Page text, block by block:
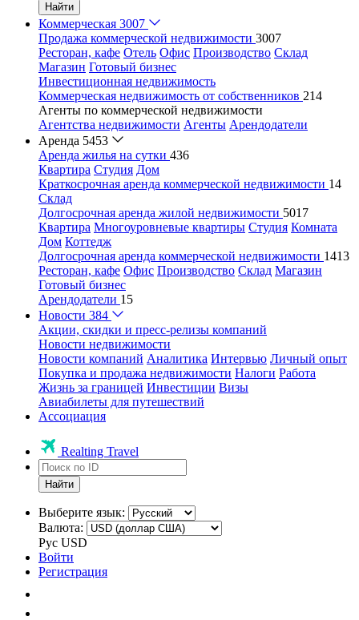
Найти
Коммерческая 3007
Продажа коммерческой недвижимости 3007
Ресторан, кафе Отель Офис Производство Склад
Магазин Готовый бизнес
Инвестиционная недвижимость
Коммерческая недвижимость от собственников 214
Агенты по коммерческой недвижимости
Агентства недвижимости Агенты Арендодатели
Аренда 5453
Аренда жилья на сутки 436
Квартира Студия Дом
Краткосрочная аренда коммерческой недвижимости 14
Склад
Долгосрочная аренда жилой недвижимости 5017
Квартира Многоуровневые квартиры Студия Комната
Дом Коттедж
Долгосрочная аренда коммерческой недвижимости 1413
Ресторан, кафе Офис Производство Склад Магазин
Готовый бизнес
Арендодатели 15
Новости 384
Акции, скидки и пресс-релизы компаний
Новости недвижимости
Новости компаний Аналитика Интервью Личный опыт
Покупка и продажа недвижимости Налоги Работа
Жизнь за границей Инвестиции Визы
Авиабилеты для путешествий
Ассоциация
Realting Travel
Найти
Выберите язык:
Валюта:
Рус USD
Войти
Регистрация